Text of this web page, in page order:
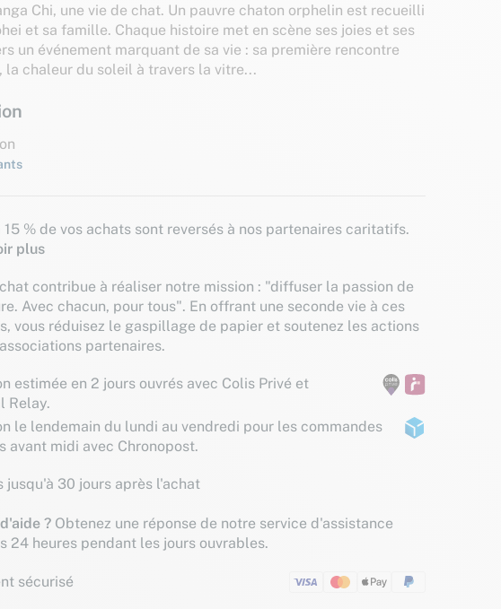
Chi, une vie de chat. Un pauvre chaton orphelin est recueilli
et sa famille. Chaque histoire met en scène ses joies et ses
un événement marquant de sa vie : sa première rencontre
la chaleur du soleil à travers la vitre...
15 % de vos achats sont reversés à nos partenaires caritatifs.
plus
contribue à réaliser notre mission : "diffuser la passion de
Avec chacun, pour tous". En offrant une seconde vie à ces
vous réduisez le gaspillage de papier et soutenez les actions
partenaires.
estimée en 2 jours ouvrés avec Colis Privé et
Relay.
le lendemain du lundi au vendredi pour les commandes
avant midi avec Chronopost.
jusqu'à 30 jours après l'achat
? Obtenez une réponse de notre service d'assistance
24 heures pendant les jours ouvrables.
sécurisé